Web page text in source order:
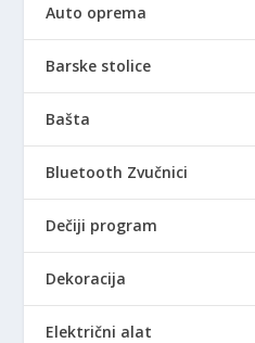
Auto oprema
Barske stolice
Bašta
Bluetooth Zvučnici
Dečiji program
Dekoracija
Električni alat